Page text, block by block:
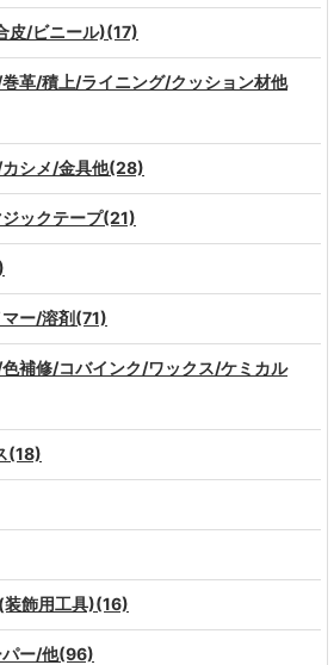
皮/ビニール)(17)
革/積上/ライニング/クッション材他
シメ/金具他(28)
ックテープ(21)
ー/溶剤(71)
補修/コバインク/ワックス/ケミカル
(18)
装飾用工具)(16)
パー/他(96)